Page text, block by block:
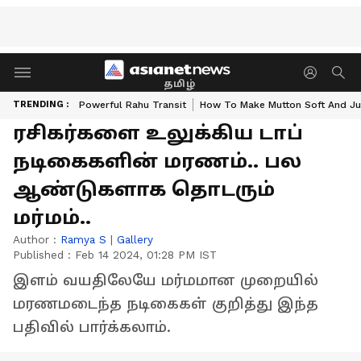
தமிழ்
TRENDING : Powerful Rahu Transit How To Make Mutton Soft And
ரசிகர்களை உலுக்கிய டாப்
நடிகைகளின் மரணம்.. பல
ஆண்டுகளாக தொடரும்
மர்மம்..
Author : Ramya S | Gallery
Published : Feb 14 2024, 01:28 PM IST
இளம் வயதிலேயே மர்மமான முறையில்
மரணமடைந்த நடிகைகள் குறித்து இந்த
பதிவில் பார்க்கலாம்.